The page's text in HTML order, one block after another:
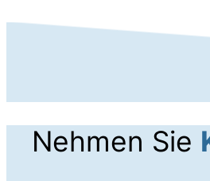
Nehmen Sie